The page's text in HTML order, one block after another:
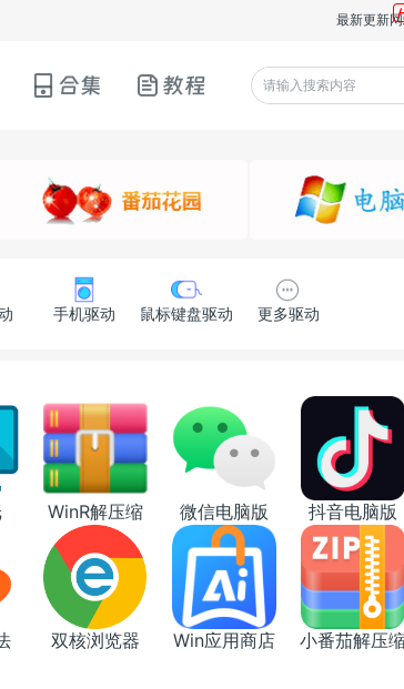
最新更新
合集 教程
手机驱动 鼠标键盘驱动 更多驱动
WinR解压缩 微信电脑版 抖音电脑版
双核浏览器 Win应用商店 小番茄解压